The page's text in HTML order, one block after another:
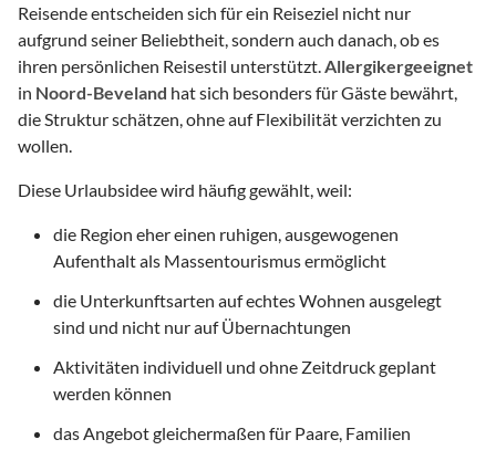
Reisende entscheiden sich für ein Reiseziel nicht nur
aufgrund seiner Beliebtheit, sondern auch danach, ob es
ihren persönlichen Reisestil unterstützt.Allergikergeeignet
in Noord-Beveland hat sich besonders für Gäste bewährt,
die Struktur schätzen, ohne auf Flexibilität verzichten zu
wollen.
Diese Urlaubsidee wird häufig gewählt, weil:
die Region eher einen ruhigen, ausgewogenen
Aufenthalt als Massentourismus ermöglicht
die Unterkunftsarten auf echtes Wohnen ausgelegt
sind und nicht nur auf Übernachtungen
Aktivitäten individuell und ohne Zeitdruck geplant
werden können
das Angebot gleichermaßen für Paare, Familien